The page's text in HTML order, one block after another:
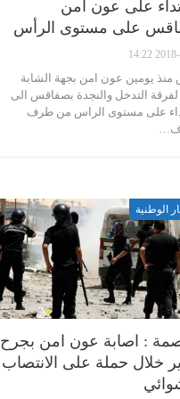
على عون أمن
على مستوى الرأس
2018-
منذ يومين عون امن بجهة الشابة
لفرقة التدخل والنجدة بصفاقس الى
على مستوى الراس من طرف
الوطنية
: اصابة عون امن بجرح
خلال حملة على الانتصاب